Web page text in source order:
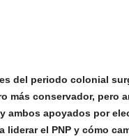
del periodo colonial
más conservador, pero
ambos apoyados por
liderar el PNP y cómo